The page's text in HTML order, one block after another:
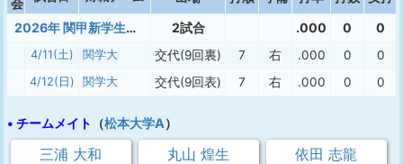
会
2026年 関甲新学生春季1部 2試合 .000 0 0
4/11(土) 関学大 交代(9回裏) 7 右 .000 0 0
4/12(日) 関学大 交代(9回表) 7 右 .000 0 0
• チームメイト （松本大学A）
三浦 大和 丸山 煌生 依田 志龍